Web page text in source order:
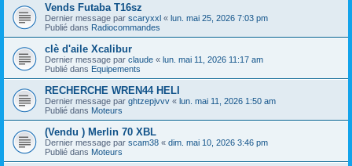
Vends Futaba T16sz
Dernier message par scaryxxl « lun. mai 25, 2026 7:03 pm
Publié dans Radiocommandes
clè d'aile Xcalibur
Dernier message par claude « lun. mai 11, 2026 11:17 am
Publié dans Equipements
RECHERCHE WREN44 HELI
Dernier message par ghtzepjvvv « lun. mai 11, 2026 1:50 am
Publié dans Moteurs
(Vendu ) Merlin 70 XBL
Dernier message par scam38 « dim. mai 10, 2026 3:46 pm
Publié dans Moteurs